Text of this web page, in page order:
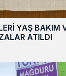
YAŞ BAKIM
ATILDI